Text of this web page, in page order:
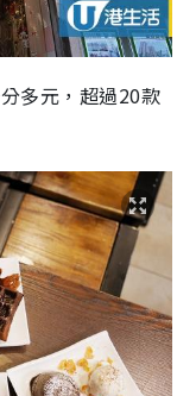
多元，超過20款